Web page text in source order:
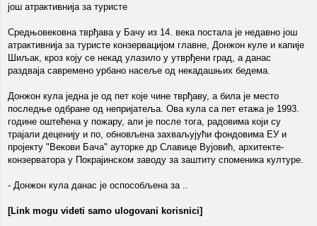
још атрактивнија за туристе
Средњовековна тврђава у Бачу из 14. века постала је недавно још
атрактивнија за туристе конзервацијом главне, Донжон куле и капије
Шиљак, кроз коју се некад улазило у утврђени град, а данас
раздваја савремено урбано насеље од некадашњих бедема.
Донжон кула једна је од пет које чине тврђаву, а била је место
последње одбране од непријатеља. Ова кула са пет етажа је 1993.
године оштећена у пожару, али је после тога, радовима који су
трајали деценију и по, обновљена захваљујући фондовима ЕУ и
пројекту "Векови Бача" ауторке др Славице Вујовић, архитекте-
конзерватора у Покрајинском заводу за заштиту споменика културе.
- Донжон кула данас је оспособљена за ..
[Link mogu videti samo ulogovani korisnici]